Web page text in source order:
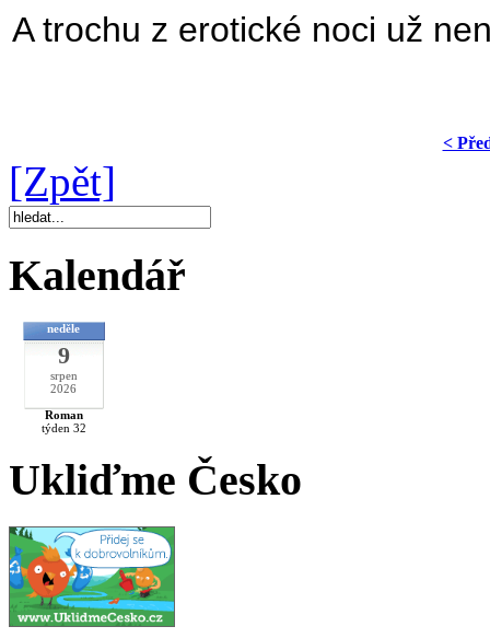
A trochu z erotické noci už
<
[Zpět]
Kalendář
neděle
9
srpen
2026
Roman
týden 32
Ukliďme Česko